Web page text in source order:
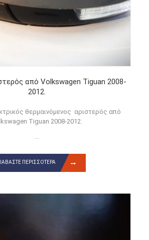
από Volkswagen Tiguan 2008-
2012.
θερμαινόμενος αριστερός από
Tiguan 2008-2012.
ΠΕΡΙΣΣΌΤΕΡΑ